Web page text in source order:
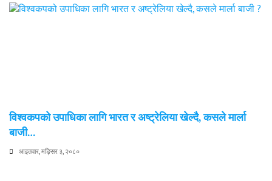
विश्वकपको उपाधिका लागि भारत र अष्ट्रेलिया खेल्दै, कसले मार्ला
बाजी…
आइतवार, मङ्सिर ३, २०८०